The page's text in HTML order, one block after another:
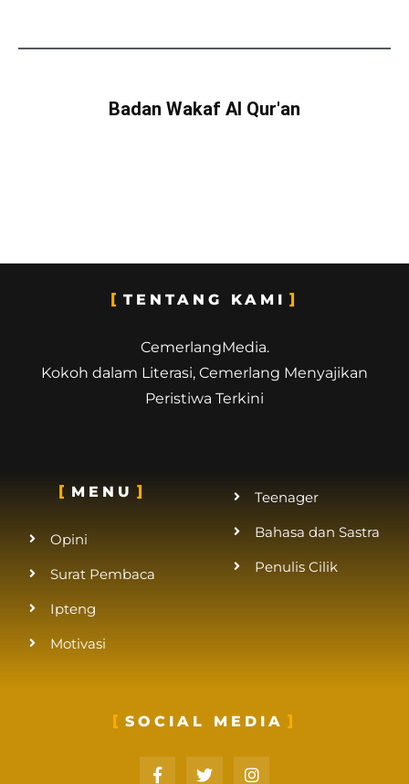
Badan Wakaf Al Qur'an
TENTANG KAMI
CemerlangMedia.
Kokoh dalam Literasi, Cemerlang Menyajikan
Peristiwa Terkini
MENU
Opini
Surat Pembaca
Ipteng
Motivasi
Teenager
Bahasa dan Sastra
Penulis Cilik
SOCIAL MEDIA